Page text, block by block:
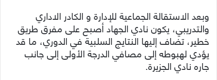
وبعد الاستقالة الجماعية للإدارة و الكادر الاداري
والتدريبي، يكون نادي الجهاد أصبح على مفرق طريق
خطير، تضاف إليها النتايج السلبية في الدوري، ما قد
يؤدي لهبوطه إلى مصافي الدرجة الأولى إلى جانب
جاره نادي الجزيرة.